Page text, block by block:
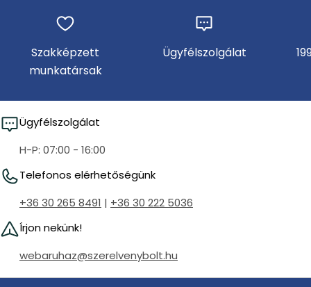
Szakképzett
munkatársak
Ügyfélszolgálat
Ügyfélszolgálat
H-P: 07:00 - 16:00
Telefonos elérhetőségünk
+36 30 265 8491 | +36 30 222 5036
Írjon nekünk!
webaruhaz@szerelvenybolt.hu